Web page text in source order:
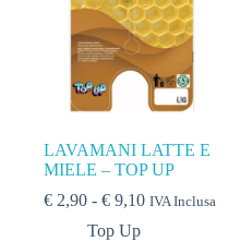
LAVAMANI LATTE E
MIELE – TOP UP
€ 2,90 - € 9,10 IVA Inclusa
Top Up